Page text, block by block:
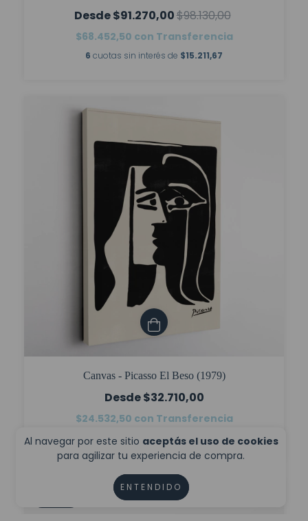
Al navegar por este sitio aceptás el uso de cookies
para agilizar tu experiencia de compra.
ENTENDIDO
$91.270,00$98.130,00
$68.452,50 con Transferencia
6 cuotas sin interés de $15.211,67
Canvas - Picasso El Beso (1979)
$32.710,00
$24.532,50 con Transferencia
6cuotas sin interés de$5.451,67